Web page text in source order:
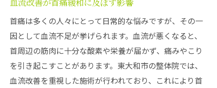
首痛は多くの人々にとって日常的な悩みですが、その一
因として血流不足が挙げられます。血流が悪くなると、
首周辺の筋肉に十分な酸素や栄養が届かず、痛みやこり
を引き起こすことがあります。東大和市の整体院では、
血流改善を重視した施術が行われており、これにより首